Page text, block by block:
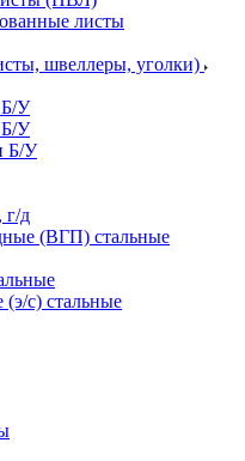
листы
швеллеры, уголки)
Б/У
Б/У
Б/У
г/д
(ВГП) стальные
с) стальные